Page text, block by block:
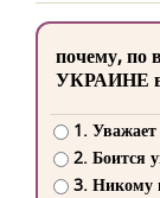
почему, по
УКРАИНЕ в
1.
2. Боится
3. Никому